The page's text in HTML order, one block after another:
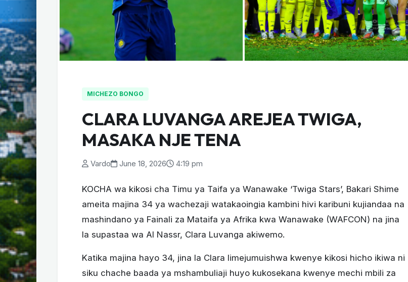
MICHEZO BONGO
CLARA LUVANGA AREJEA TWIGA,
MASAKA NJE TENA
Vardo June 18, 2026 4:19 pm
KOCHA wa kikosi cha Timu ya Taifa ya Wanawake ‘Twiga Stars’, Bakari Shime
ameita majina 34 ya wachezaji watakaoingia kambini hivi karibuni kujiandaa na
mashindano ya Fainali za Mataifa ya Afrika kwa Wanawake (WAFCON) na jina
la supastaa wa Al Nassr, Clara Luvanga akiwemo.
Katika majina hayo 34, jina la Clara limejumuishwa kwenye kikosi hicho ikiwa ni
siku chache baada ya mshambuliaji huyo kukosekana kwenye mechi mbili za